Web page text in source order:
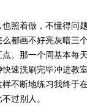
照着做，不懂得问
都画不好亮灰暗三
。那一个周基本每
速洗刷完毕冲进教
不断地练习我终于
过别人。